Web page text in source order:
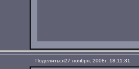
Поделиться27 ноября, 2008г. 18:11:31